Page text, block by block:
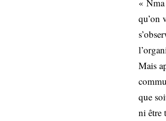
«
qu’on
Mais
que
ni être